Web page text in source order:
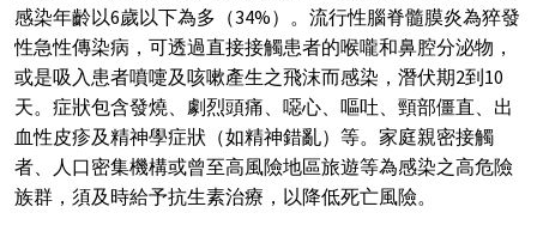
感染年齡以6歲以下為多（34%）。流行性腦脊髓膜炎為猝發
性急性傳染病，可透過直接接觸患者的喉嚨和鼻腔分泌物，
或是吸入患者噴嚏及咳嗽產生之飛沫而感染，潛伏期2到10
天。症狀包含發燒、劇烈頭痛、噁心、嘔吐、頸部僵直、出
血性皮疹及精神學症狀（如精神錯亂）等。家庭親密接觸
者、人口密集機構或曾至高風險地區旅遊等為感染之高危險
族群，須及時給予抗生素治療，以降低死亡風險。